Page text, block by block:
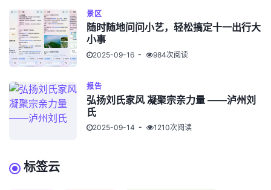
景区
随时随地问问小艺，轻松搞定十一出行大
小事
2025-09-16 984次阅读
报告
弘扬刘氏家风 凝聚宗亲力量 ——泸州刘
氏
2025-09-14 1210次阅读
标签云